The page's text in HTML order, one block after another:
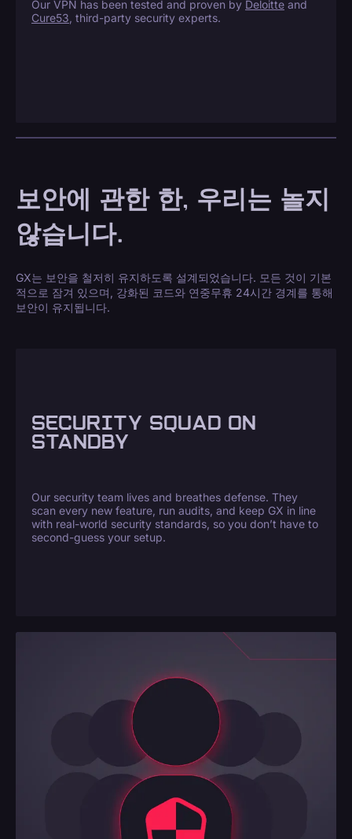
Our VPN has been tested and proven by Deloitte and
Cure53 , third-party security experts.
보안에 관한 한, 우리는 놀지
않습니다.
GX는 보안을 철저히 유지하도록 설계되었습니다. 모든 것이 기본
적으로 잠겨 있으며, 강화된 코드와 연중무휴 24시간 경계를 통해
보안이 유지됩니다.
SECURITY SQUAD ON
STANDBY
Our security team lives and breathes defense. They
scan every new feature, run audits, and keep GX in line
with real-world security standards, so you don’t have to
second-guess your setup.